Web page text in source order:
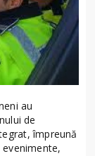
au
de
împreună